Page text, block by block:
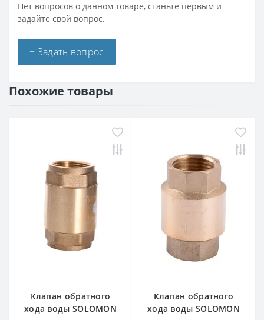
Нет вопросов о данном товаре, станьте первым и
задайте свой вопрос.
+ Задать вопрос
Похожие товары
Клапан обратного
хода воды SOLOMON
Клапан обратного
хода воды SOLOMON